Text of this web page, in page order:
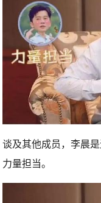
谈及其他成员，李晨
力量担当。